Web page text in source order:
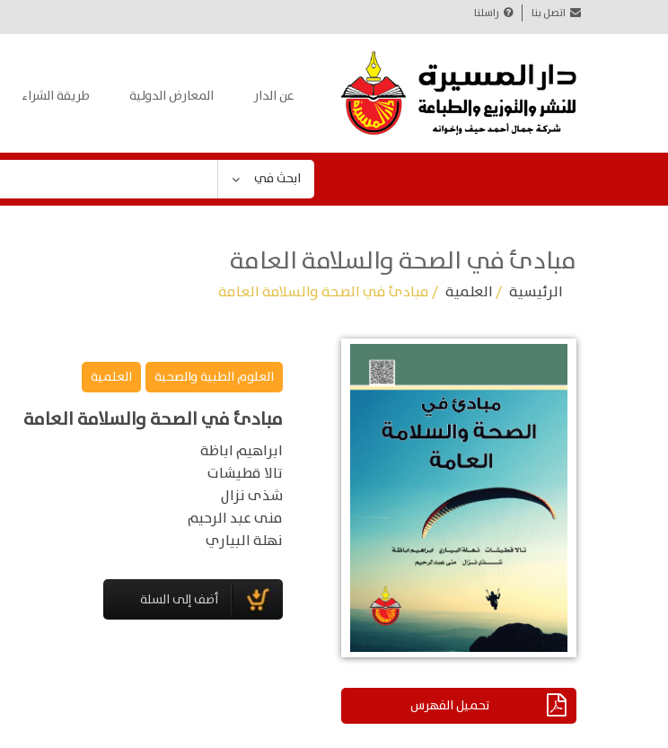
اتصل بنا راسلنا
عن الدار المعارض الدولية طريقة الشراء
ابحث في
مبادئ في الصحة والسلامة العامة
الرئيسية /العلمية / مبادئ في الصحة والسلامة العامة
تحميل الفهرس
العلوم الطبية والصحية العلمية
مبادئ في الصحة والسلامة العامة
ابراهيم اباظة
تالا قطيشات
شذى نزال
منى عبد الرحيم
نهلة البياري